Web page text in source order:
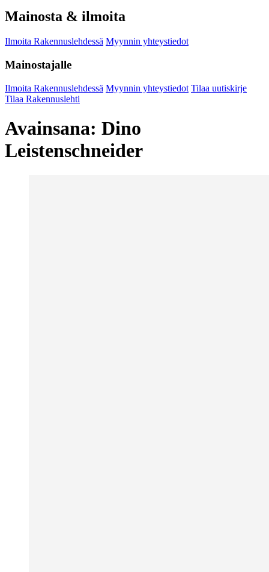
Mainosta & ilmoita
Ilmoita Rakennuslehdessä Myynnin yhteystiedot
Mainostajalle
Ilmoita Rakennuslehdessä Myynnin yhteystiedot Tilaa uutiskirje
Tilaa Rakennuslehti
Avainsana: Dino
Leistenschneider